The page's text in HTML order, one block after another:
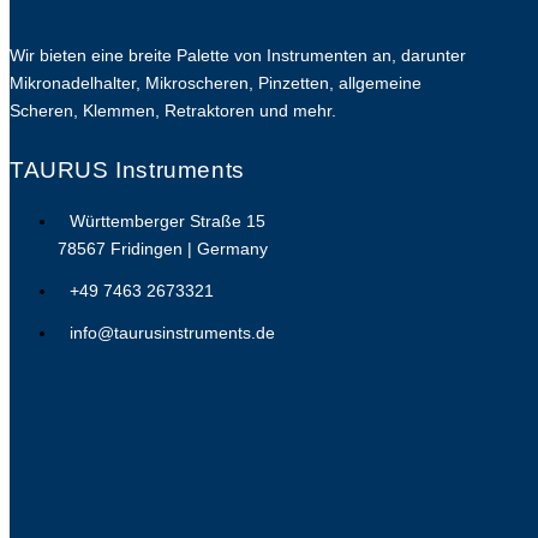
Wir bieten eine breite Palette von Instrumenten an, darunter
Mikronadelhalter, Mikroscheren, Pinzetten, allgemeine
Scheren, Klemmen, Retraktoren und mehr.
TAURUS Instruments
Württemberger Straße 15
78567 Fridingen | Germany
+49 7463 2673321
info@taurusinstruments.de